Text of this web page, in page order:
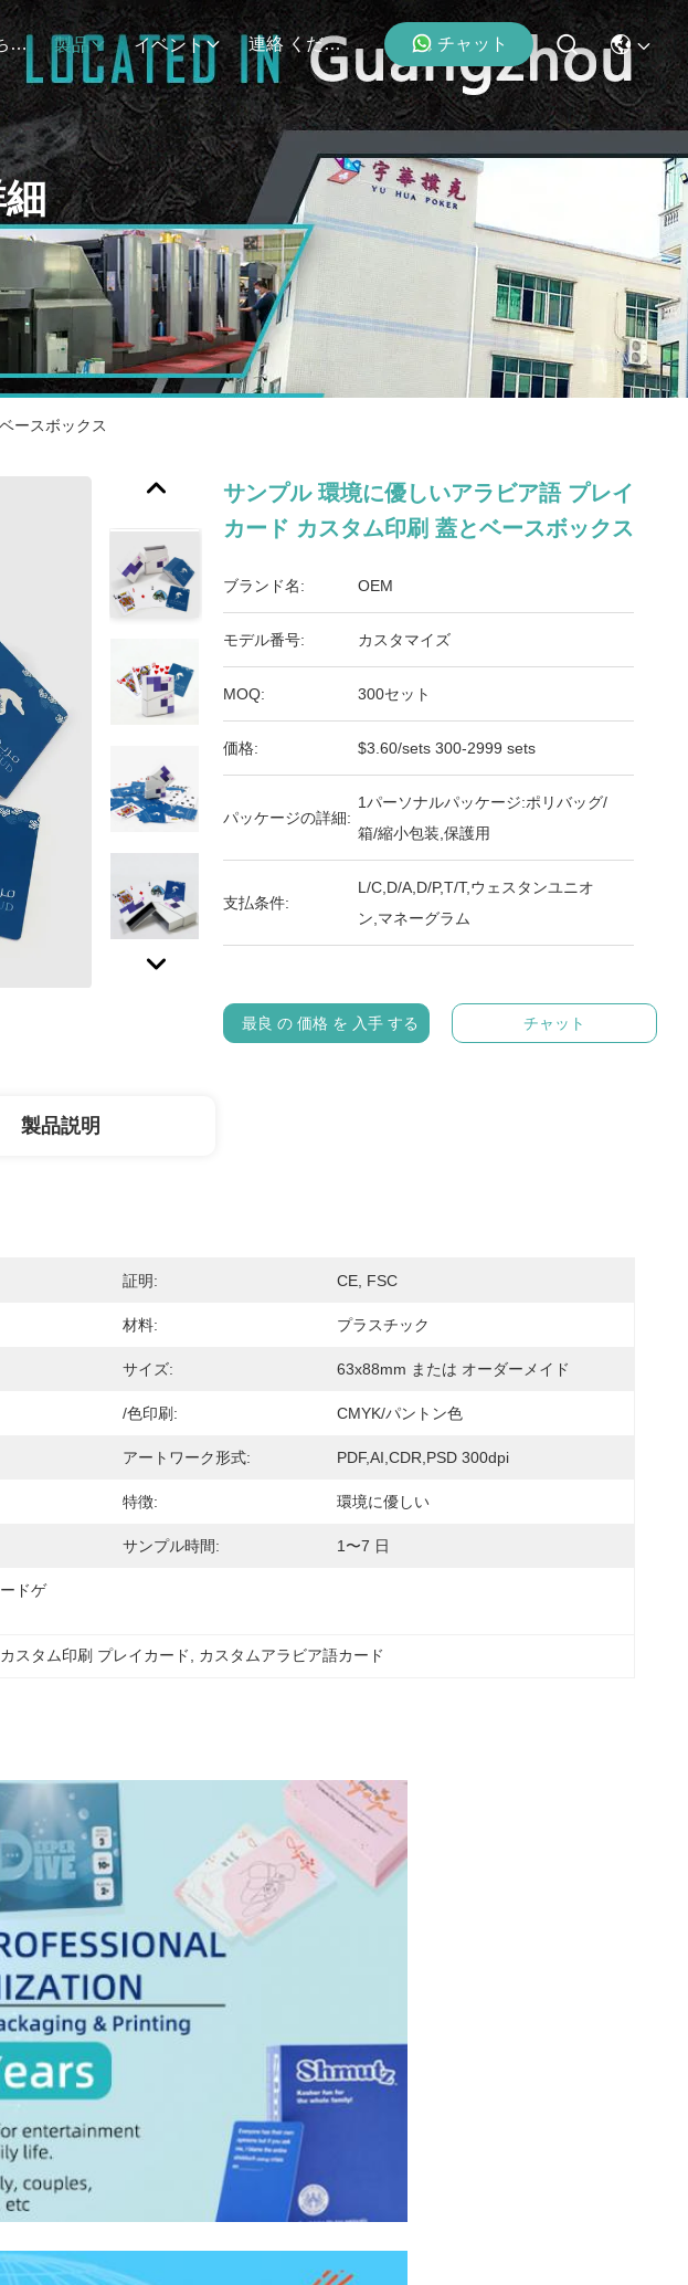
わたしたち に つい て 製品 イベント 連絡 ください チャット
ースボックス
サンプル 環境に優しいアラビア語 プレイ
カード カスタム印刷 蓋とベースボックス
ブランド名: OEM
モデル番号: カスタマイズ
MOQ: 300セット
価格: $3.60/sets 300-2999 sets
パッケージの詳細:
1パーソナルパッケージ:ポリバッグ/
箱/縮小包装,保護用
支払条件:
L/C,D/A,D/P,T/T,ウェスタンユニオ
ン,マネーグラム
最良 の 価格 を 入手 する チャット
製品説明
証明: CE, FSC
材料: プラスチック
サイズ: 63x88mm または オーダーメイド
/色印刷: CMYK/パントン色
アートワーク形式: PDF,AI,CDR,PSD 300dpi
特徴: 環境に優しい
サンプル時間: 1〜7 日
ドゲ
カスタム印刷 プレイカード カスタムアラビア語カード